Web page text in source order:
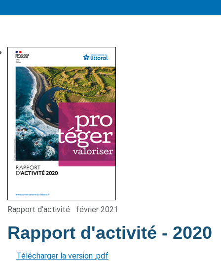
Rapport d'activité février 2021
Rapport d'activité - 2020
Télécharger la version .pdf